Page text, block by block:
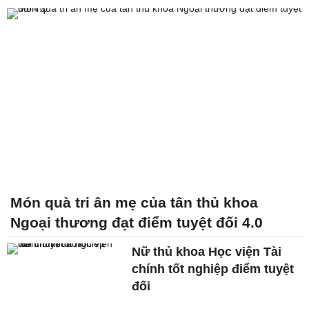
Món quà tri ân mẹ của tân thủ khoa
Ngoại thương đạt điểm tuyệt đối 4.0
Nữ thủ khoa Học viện Tài
chính tốt nghiệp điểm tuyệt
đối